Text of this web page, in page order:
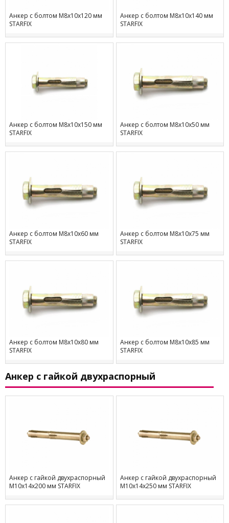
Анкер с болтом М8х10х120 мм
STARFIX
Анкер с болтом М8х10х140 мм
STARFIX
Анкер с болтом М8х10х150 мм
STARFIX
Анкер с болтом М8х10х50 мм
STARFIX
Анкер с болтом М8х10х60 мм
STARFIX
Анкер с болтом М8х10х75 мм
STARFIX
Анкер с болтом М8х10х80 мм
STARFIX
Анкер с болтом М8х10х85 мм
STARFIX
Анкер с гайкой двухраспорный
Анкер с гайкой двухраспорный
М10х14х200 мм STARFIX
Анкер с гайкой двухраспорный
М10х14х250 мм STARFIX